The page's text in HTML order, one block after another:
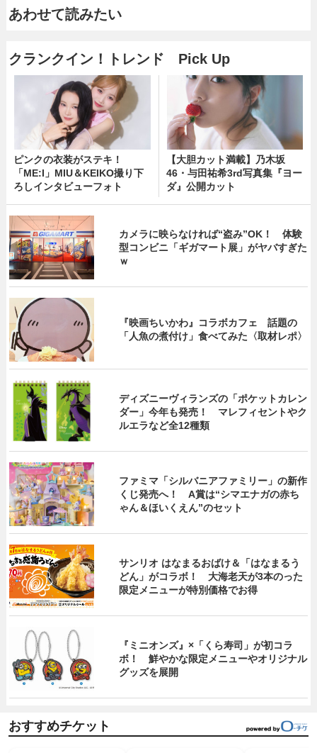
あわせて読みたい
クランクイン！トレンド Pick Up
ピンクの衣装がステキ！
「ME:I」MIU＆KEIKO撮り下
ろしインタビューフォト
【大胆カット満載】乃木坂
46・与田祐希3rd写真集『ヨー
ダ』公開カット
カメラに映らなければ“盗み”OK！ 体験
型コンビニ「ギガマート展」がヤバすぎた
ｗ
『映画ちいかわ』コラボカフェ 話題の
「人魚の煮付け」食べてみた〈取材レポ〉
ディズニーヴィランズの「ポケットカレン
ダー」今年も発売！ マレフィセントやク
ルエラなど全12種類
ファミマ「シルバニアファミリー」の新作
くじ発売へ！ A賞は“シマエナガの赤ち
ゃん＆ほいくえん”のセット
サンリオ はなまるおばけ＆「はなまるう
どん」がコラボ！ 大海老天が3本のった
限定メニューが特別価格でお得
『ミニオンズ』×「くら寿司」が初コラ
ボ！ 鮮やかな限定メニューやオリジナル
グッズを展開
おすすめチケット